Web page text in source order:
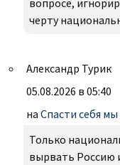
вопросе,
черту
Александр Турик
05.08.2026 в 05:40
на Спасти себя
Только
вырвать Россию